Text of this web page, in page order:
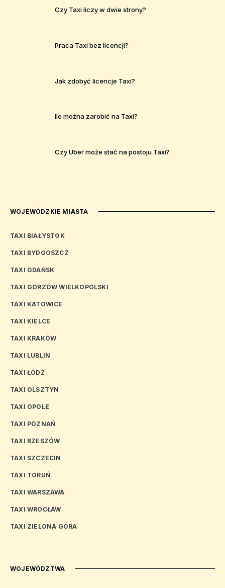
Czy Taxi liczy w dwie strony?
Praca Taxi bez licencji?
Jak zdobyć licencje Taxi?
Ile można zarobić na Taxi?
Czy Uber może stać na postoju Taxi?
WOJEWÓDZKIE MIASTA
TAXI BIAŁYSTOK
TAXI BYDGOSZCZ
TAXI GDAŃSK
TAXI GORZÓW WIELKOPOLSKI
TAXI KATOWICE
TAXI KIELCE
TAXI KRAKÓW
TAXI LUBLIN
TAXI ŁÓDŹ
TAXI OLSZTYN
TAXI OPOLE
TAXI POZNAŃ
TAXI RZESZÓW
TAXI SZCZECIN
TAXI TORUŃ
TAXI WARSZAWA
TAXI WROCŁAW
TAXI ZIELONA GÓRA
WOJEWÓDZTWA